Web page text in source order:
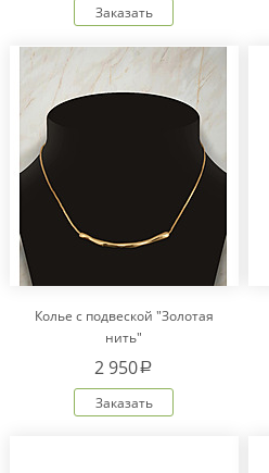
Заказать
Колье с подвеской "Золотая
нить"
2 950a
Заказать